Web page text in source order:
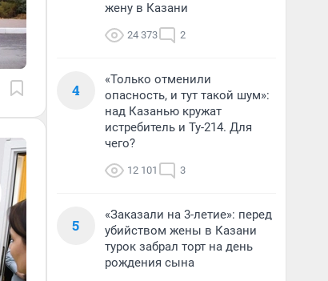
жену в Казани
24 373 2
4
«Только отменили
опасность, и тут такой шум»:
над Казанью кружат
истребитель и Ту-214. Для
чего?
12 101 3
5
«Заказали на 3-летие»: перед
убийством жены в Казани
турок забрал торт на день
рождения сына